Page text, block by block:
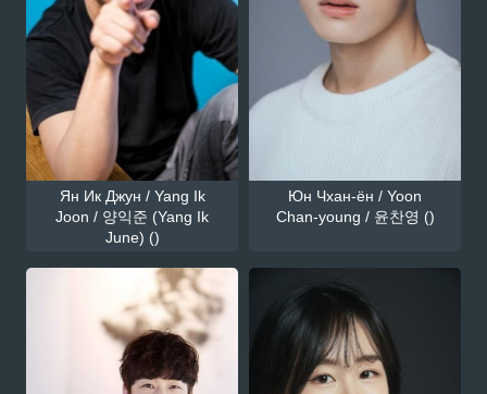
Ян Ик Джун / Yang Ik
Joon / 양익준 (Yang Ik
June) ()
Юн Чхан-ён / Yoon
Chan-young / 윤찬영 ()